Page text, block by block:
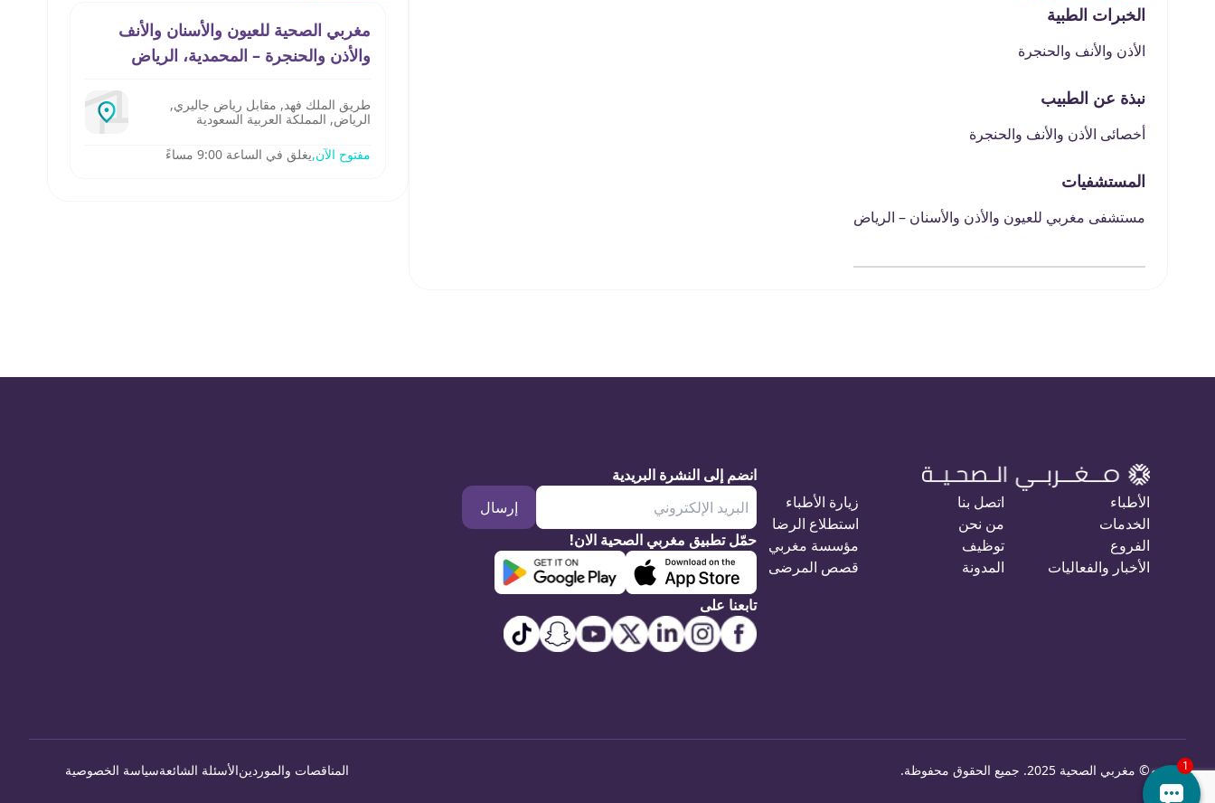
الخبرات الطبية
الأذن والأنف والحنجرة
نبذة عن الطبيب
أخصائى الأذن والأنف والحنجرة
المستشفيات
مستشفى مغربي للعيون والأذن والأسنان – الرياض
مغربي الصحية للعيون والأسنان والأنف
والأذن والحنجرة – المحمدية، الرياض
طريق الملك فهد, مقابل رياض جاليري,
الرياض, المملكة العربية السعودية
مفتوح الآن,يغلق في الساعة 9:00 مساءً
الأطباء
الخدمات
الفروع
الأخبار والفعاليات
اتصل بنا
من نحن
توظيف
المدونة
زيارة الأطباء
استطلاع الرضا
مؤسسة مغربي
قصص المرضى
انضم إلى النشرة البريدية
إرسال
حمّل تطبيق مغربي الصحية الان!
تابعنا على
© مغربي الصحية 2025. جميع الحقوق محفوظة . المناقصات والموردينالأسئلة الشائعةسياسة الخصوصية